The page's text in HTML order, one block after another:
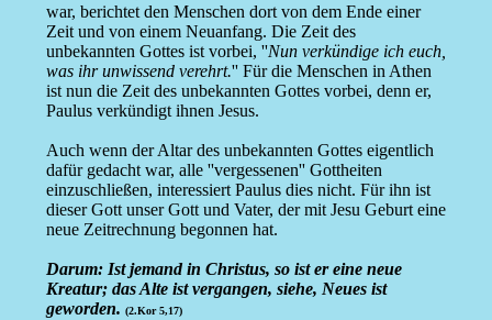
war, berichtet den Menschen dort von dem Ende einer
Zeit und von einem Neuanfang. Die Zeit des
unbekannten Gottes ist vorbei, ''Nun verkündige ich euch,
was ihr unwissend verehrt.'' Für die Menschen in Athen
ist nun die Zeit des unbekannten Gottes vorbei, denn er,
Paulus verkündigt ihnen Jesus.
Auch wenn der Altar des unbekannten Gottes eigentlich
dafür gedacht war, alle ''vergessenen'' Gottheiten
einzuschließen, interessiert Paulus dies nicht. Für ihn ist
dieser Gott unser Gott und Vater, der mit Jesu Geburt eine
neue Zeitrechnung begonnen hat.
Darum: Ist jemand in Christus, so ist er eine neue
Kreatur; das Alte ist vergangen, siehe, Neues ist
geworden. (2.Kor 5,17)